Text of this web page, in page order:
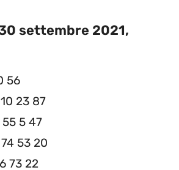
settembre 2021,
56
23 87
5 47
53 20
73 22